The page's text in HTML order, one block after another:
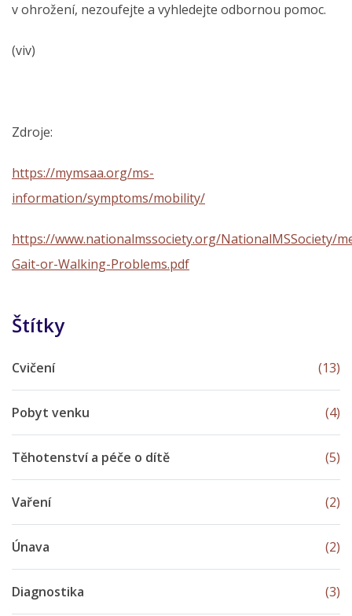
v ohrožení, nezoufejte a vyhledejte odbornou pomoc.
(viv)
Zdroje:
https://mymsaa.org/ms-
information/symptoms/mobility/
https://www.nationalmssociety.org/NationalMSSociety/
Gait-or-Walking-Problems.pdf
Štítky
Cvičení (13)
Pobyt venku (4)
Těhotenství a péče o dítě (5)
Vaření (2)
Únava (2)
Diagnostika (3)